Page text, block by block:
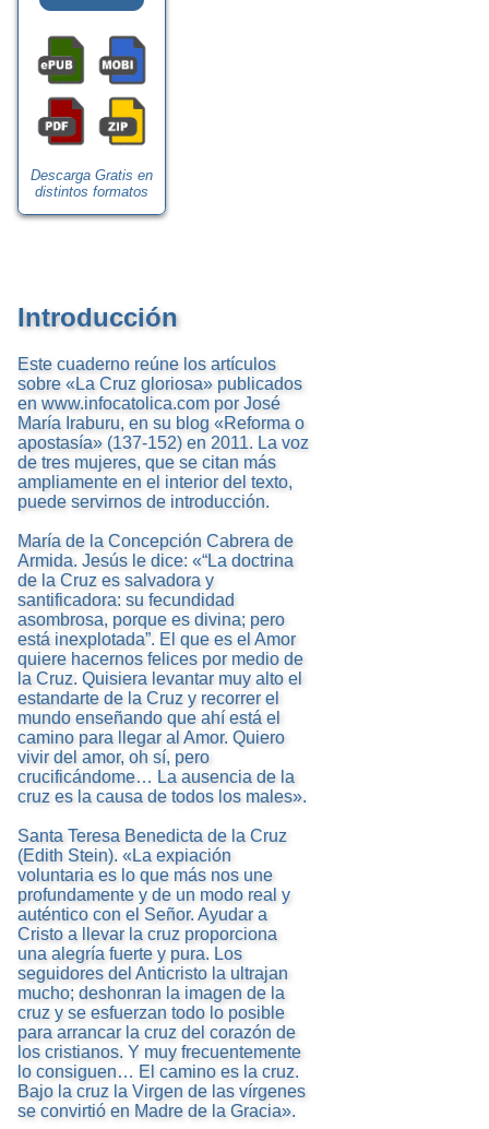
Descarga Gratis en
distintos formatos
Introducción
Este cuaderno reúne los artículos
sobre «La Cruz gloriosa» publicados
en www.infocatolica.com por José
María Iraburu, en su blog «Reforma o
apostasía» (137-152) en 2011. La voz
de tres mujeres, que se citan más
ampliamente en el interior del texto,
puede servirnos de introducción.
María de la Concepción Cabrera de
Armida. Jesús le dice: «“La doctrina
de la Cruz es salvadora y
santificadora: su fecundidad
asombrosa, porque es divina; pero
está inexplotada”. El que es el Amor
quiere hacernos felices por medio de
la Cruz. Quisiera levantar muy alto el
estandarte de la Cruz y recorrer el
mundo enseñando que ahí está el
camino para llegar al Amor. Quiero
vivir del amor, oh sí, pero
crucificándome… La ausencia de la
cruz es la causa de todos los males».
Santa Teresa Benedicta de la Cruz
(Edith Stein). «La expiación
voluntaria es lo que más nos une
profundamente y de un modo real y
auténtico con el Señor. Ayudar a
Cristo a llevar la cruz proporciona
una alegría fuerte y pura. Los
seguidores del Anticristo la ultrajan
mucho; deshonran la imagen de la
cruz y se esfuerzan todo lo posible
para arrancar la cruz del corazón de
los cristianos. Y muy frecuentemente
lo consiguen… El camino es la cruz.
Bajo la cruz la Virgen de las vírgenes
se convirtió en Madre de la Gracia».